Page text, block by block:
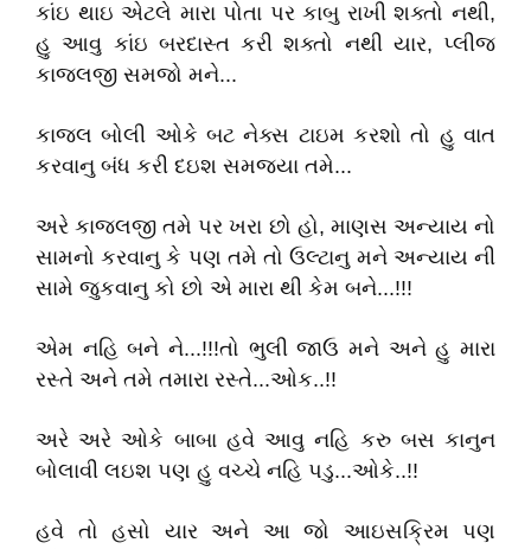
કાંઇ થાઇ એટલે મારા પોતા પર કાબુ રાખી શક્તો નથી,
હુ આવુ કાંઇ બરદાસ્ત કરી શક્તો નથી યાર, પ્લીજ
કાજલજી સમજો મને...
કાજલ બોલી ઓકે બટ નેક્સ ટાઇમ કરશો તો હુ વાત
કરવાનુ બંધ કરી દઇશ સમજ્યા તમે...
અરે કાજલજી તમે પર ખરા છો હો, માણસ અન્યાય નો
સામનો કરવાનુ કે પણ તમે તો ઉલ્ટાનુ મને અન્યાય ની
સામે જુકવાનુ કો છો એ મારા થી કેમ બને...!!!
એમ નહિ બને ને...!!!તો ભુલી જાઉ મને અને હુ મારા
રસ્તે અને તમે તમારા રસ્તે...ઓક..!!
અરે અરે ઓકે બાબા હવે આવુ નહિ કરુ બસ કાનુન
બોલાવી લઇશ પણ હુ વચ્ચે નહિ પડુ...ઓકે..!!
હવે તો હસો યાર અને આ જો આઇસક્રિમ પણ